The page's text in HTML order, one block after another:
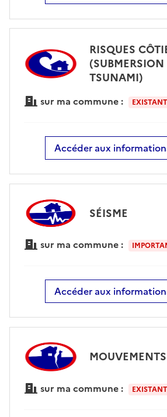
RISQUES
TSUNAMI)
sur ma commune : EXISTANT
Accéder aux
SÉISME
sur ma commune :
Accéder aux
sur ma commune : EXISTANT